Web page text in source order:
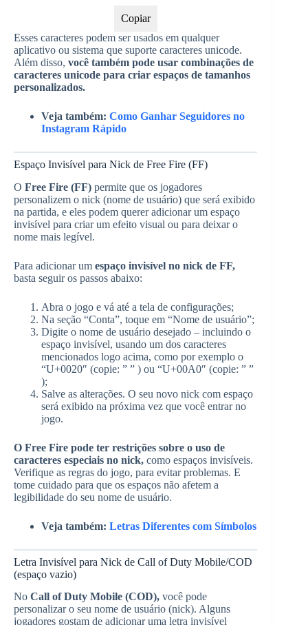
Copiar
Esses caracteres podem ser usados em qualquer
aplicativo ou sistema que suporte caracteres unicode.
Além disso, você também pode usar combinações de
caracteres unicode para criar espaços de tamanhos
personalizados.
Veja também: Como Ganhar Seguidores no
Instagram Rápido
Espaço Invisível para Nick de Free Fire (FF)
O Free Fire (FF) permite que os jogadores
personalizem o nick (nome de usuário) que será exibido
na partida, e eles podem querer adicionar um espaço
invisível para criar um efeito visual ou para deixar o
nome mais legível.
Para adicionar um espaço invisível no nick de FF,
basta seguir os passos abaixo:
Abra o jogo e vá até a tela de configurações;
Na seção “Conta”, toque em “Nome de usuário”;
Digite o nome de usuário desejado – incluindo o
espaço invisível, usando um dos caracteres
mencionados logo acima, como por exemplo o
“U+0020″ (copie: ” ” ) ou “U+00A0″ (copie: ” ”
);
Salve as alterações. O seu novo nick com espaço
será exibido na próxima vez que você entrar no
jogo.
O Free Fire pode ter restrições sobre o uso de
caracteres especiais no nick, como espaços invisíveis.
Verifique as regras do jogo, para evitar problemas. E
tome cuidado para que os espaços não afetem a
legibilidade do seu nome de usuário.
Veja também: Letras Diferentes com Símbolos
Letra Invisível para Nick de Call of Duty Mobile/COD
(espaço vazio)
No Call of Duty Mobile (COD), você pode
personalizar o seu nome de usuário (nick). Alguns
jogadores gostam de adicionar uma letra invisível